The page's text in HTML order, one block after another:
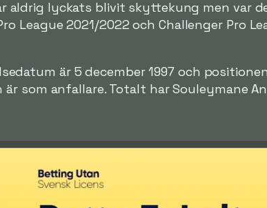
aldrig lyckats blivit skyttekung men var
League 2021/2022 och Challenger Pro
är 5 december 1997 och
som anfallare. Totalt har Souleymane